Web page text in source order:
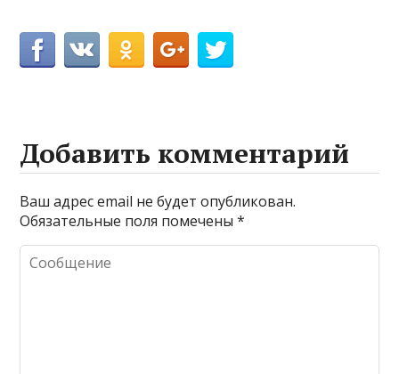
Добавить комментарий
Ваш адрес email не будет опубликован.
Обязательные поля помечены*